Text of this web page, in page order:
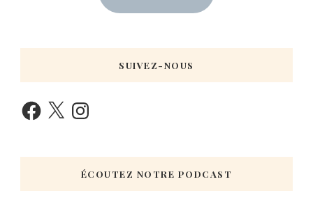
SUIVEZ-NOUS
ÉCOUTEZ NOTRE PODCAST